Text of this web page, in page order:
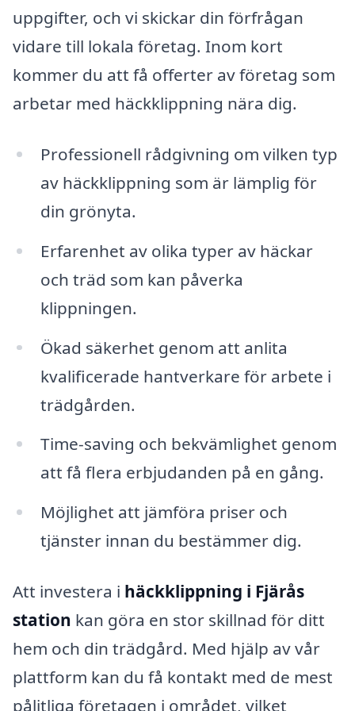
uppgifter, och vi skickar din förfrågan
vidare till lokala företag. Inom kort
kommer du att få offerter av företag som
arbetar med häckklippning nära dig.
Professionell rådgivning om vilken typ
av häckklippning som är lämplig för
din grönyta.
Erfarenhet av olika typer av häckar
och träd som kan påverka
klippningen.
Ökad säkerhet genom att anlita
kvalificerade hantverkare för arbete i
trädgården.
Time-saving och bekvämlighet genom
att få flera erbjudanden på en gång.
Möjlighet att jämföra priser och
tjänster innan du bestämmer dig.
Att investera i häckklippning i Fjärås
station kan göra en stor skillnad för ditt
hem och din trädgård. Med hjälp av vår
plattform kan du få kontakt med de mest
pålitliga företagen i området, vilket